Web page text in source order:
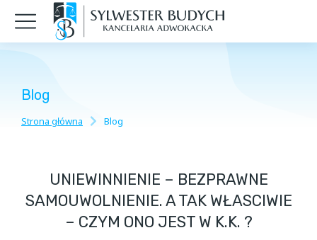
Blog
Jesteś tutaj:
Strona główna Blog
UNIEWINNIENIE – BEZPRAWNE
SAMOUWOLNIENIE. A TAK WŁASCIWIE
– CZYM ONO JEST W K.K. ?